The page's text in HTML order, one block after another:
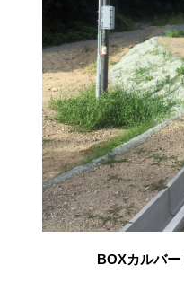
BOXカルバ